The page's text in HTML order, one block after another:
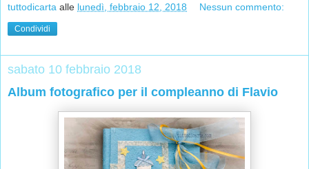
tuttodicarta alle lunedì, febbraio 12, 2018 Nessun commento:
Condividi
sabato 10 febbraio 2018
Album fotografico per il compleanno di Flavio